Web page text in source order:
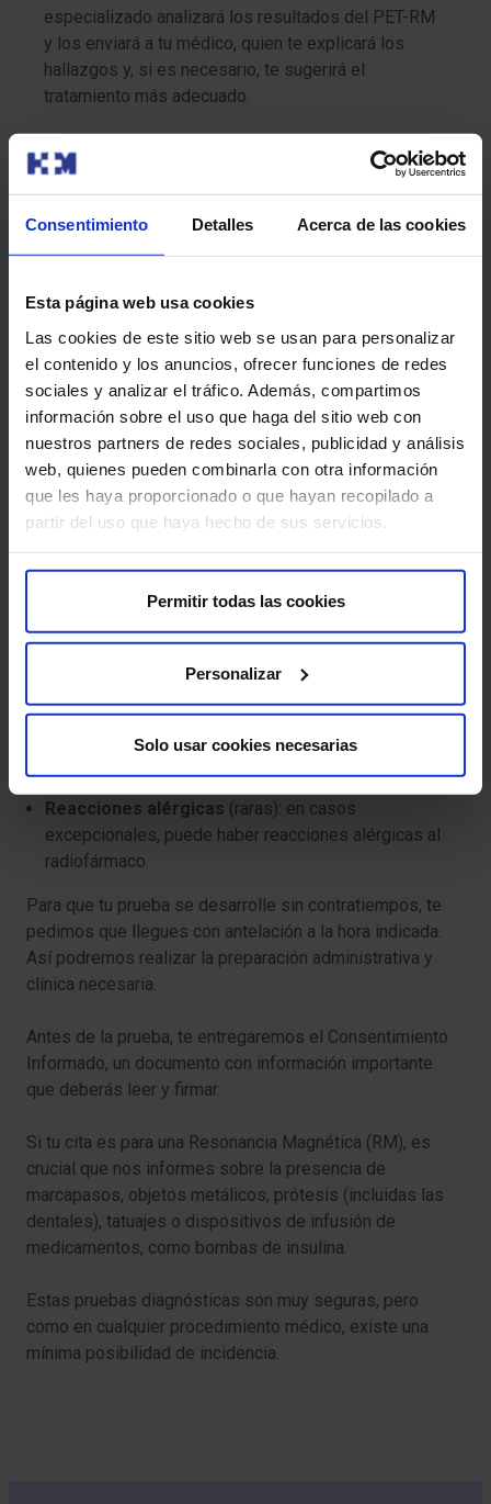
Consentimiento Detalles Acerca de las cookies
Esta página web usa cookies
Las cookies de este sitio web se usan para personalizar
el contenido y los anuncios, ofrecer funciones de redes
sociales y analizar el tráfico. Además, compartimos
información sobre el uso que haga del sitio web con
nuestros partners de redes sociales, publicidad y análisis
web, quienes pueden combinarla con otra información
que les haya proporcionado o que hayan recopilado a
partir del uso que haya hecho de sus servicios.
Permitir todas las cookies
Personalizar
Solo usar cookies necesarias
especializado analizará los resultados del PET-RM
y los enviará a tu médico, quien te explicará los
hallazgos y, si es necesario, te sugerirá el
tratamiento más adecuado.
Recomendaciones para la prueba
Durante el procedimiento, es importante que
indicaciones de tu médico antes, durante y después del
¿Tiene algún riesgo?
El PET-RM es un procedimiento seguro, pero existen
algunos riesgos mínimos:
Exposición a radiación:el PET utiliza una pequeña
administrado. Sin embargo, la dosis es baja y se
considera segura.
Claustrofobia:algunas personas pueden
experimentar ansiedad al estar dentro del escáner de
RM. Informa al equipo médico si esto te ocurre; se
Reacciones alérgicas (raras): en casos
excepcionales, puede haber reacciones alérgicas al
radiofármaco.
Para que tu prueba se desarrolle sin contratiempos, te
pedimos que llegues con antelación a la hora indicada.
Así podremos realizar la preparación administrativa y
clínica necesaria.
Antes de la prueba, te entregaremos el Consentimiento
Informado, un documento con información importante
que deberás leer y firmar.
Si tu cita es para una Resonancia Magnética (RM), es
crucial que nos informes sobre la presencia de
marcapasos, objetos metálicos, prótesis (incluidas las
dentales), tatuajes o dispositivos de infusión de
medicamentos, como bombas de insulina.
Estas pruebas diagnósticas son muy seguras, pero
como en cualquier procedimiento médico, existe una
mínima posibilidad de incidencia.